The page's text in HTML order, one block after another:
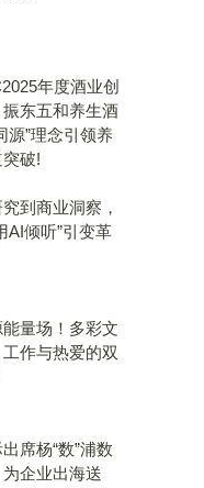
年度酒业创
东五和养生酒
源”理念引领养
破!
到商业洞察，
AI倾听”引变革
量场！多彩文
作与热爱的双
席杨“数”浦数
企业出海送